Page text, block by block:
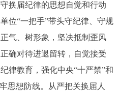
届纪律的思想自觉和行动
位“一把手”带头守纪律、守规
气、树形象，坚决抵制歪风
确对待进退留转，自觉接受
律教育，强化中央“十严禁”和
思想防线。从严把关换届人